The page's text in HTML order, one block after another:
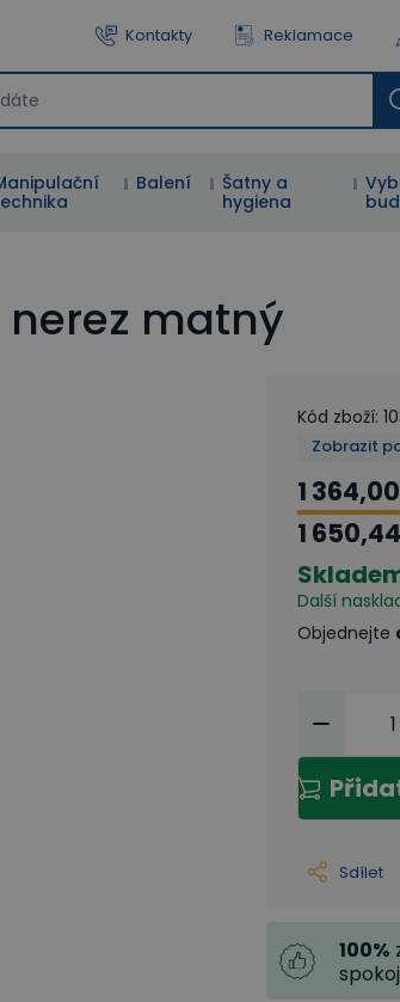
Kontakty Reklamace
Balení
Šatny a
hygiena
matný
Kód zboží:
Zobrazit
1
1
Další
Objednejte
Sdílet
100%